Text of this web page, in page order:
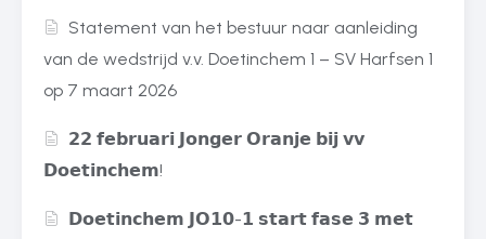
Statement van het bestuur naar aanleiding
van de wedstrijd v.v. Doetinchem 1 – SV Harfsen 1
op 7 maart 2026
𝟮𝟮 𝗳𝗲𝗯𝗿𝘂𝗮𝗿𝗶 𝗝𝗼𝗻𝗴𝗲𝗿 𝗢𝗿𝗮𝗻𝗷𝗲 𝗯𝗶𝗷 𝘃𝘃
𝗗𝗼𝗲𝘁𝗶𝗻𝗰𝗵𝗲𝗺!
𝗗𝗼𝗲𝘁𝗶𝗻𝗰𝗵𝗲𝗺 𝗝𝗢𝟭𝟬-𝟭 𝘀𝘁𝗮𝗿𝘁 𝗳𝗮𝘀𝗲 𝟯 𝗺𝗲𝘁